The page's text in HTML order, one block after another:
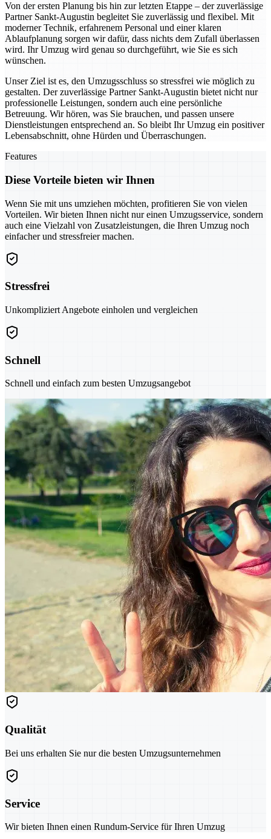
Von der ersten Planung bis hin zur letzten Etappe – der zuverlässige
Partner Sankt-Augustin begleitet Sie zuverlässig und flexibel. Mit
moderner Technik, erfahrenem Personal und einer klaren
Ablaufplanung sorgen wir dafür, dass nichts dem Zufall überlassen
wird. Ihr Umzug wird genau so durchgeführt, wie Sie es sich
wünschen.
Unser Ziel ist es, den Umzugsschluss so stressfrei wie möglich zu
gestalten. Der zuverlässige Partner Sankt-Augustin bietet nicht nur
professionelle Leistungen, sondern auch eine persönliche
Betreuung. Wir hören, was Sie brauchen, und passen unsere
Dienstleistungen entsprechend an. So bleibt Ihr Umzug ein positiver
Lebensabschnitt, ohne Hürden und Überraschungen.
Features
Diese Vorteile bieten wir Ihnen
Wenn Sie mit uns umziehen möchten, profitieren Sie von vielen
Vorteilen. Wir bieten Ihnen nicht nur einen Umzugsservice, sondern
auch eine Vielzahl von Zusatzleistungen, die Ihren Umzug noch
einfacher und stressfreier machen.
Stressfrei
Unkompliziert Angebote einholen und vergleichen
Schnell
Schnell und einfach zum besten Umzugsangebot
Qualität
Bei uns erhalten Sie nur die besten Umzugsunternehmen
Service
Wir bieten Ihnen einen Rundum-Service für Ihren Umzug